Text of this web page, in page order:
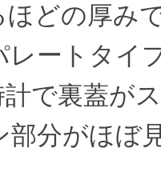
の厚みで
レートタイ
裏蓋がス
部分がほぼ